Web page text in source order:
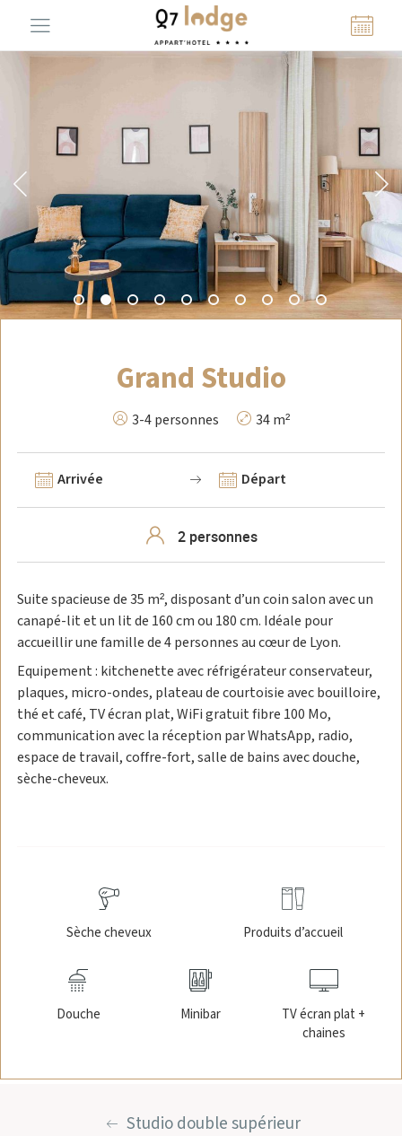
Grand Studio
3-4 personnes 34 m²
Arrivée Départ
Suite spacieuse de 35 m², disposant d’un coin salon avec un
canapé-lit et un lit de 160 cm ou 180 cm. Idéale pour
accueillir une famille de 4 personnes au cœur de Lyon.
Equipement : kitchenette avec réfrigérateur conservateur,
plaques, micro-ondes, plateau de courtoisie avec bouilloire,
thé et café, TV écran plat, WiFi gratuit fibre 100 Mo,
communication avec la réception par WhatsApp, radio,
espace de travail, coffre-fort, salle de bains avec douche,
sèche-cheveux.
Douche Minibar
TV écran plat +
chaines
Sèche cheveux Produits d’accueil
Studio double supérieur
Panneau de gestion des cookies